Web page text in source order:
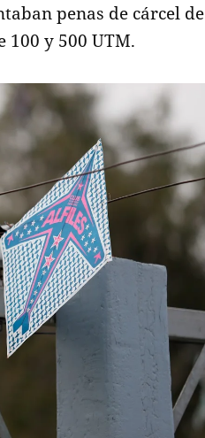
penas de cárcel de
100 y 500 UTM.